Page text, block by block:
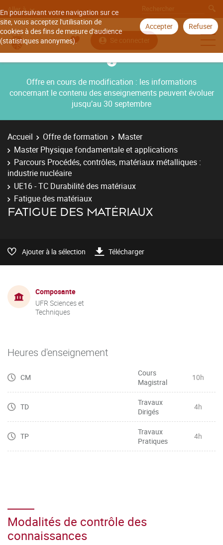
En poursuivant votre navigation sur ce
site, vous acceptez l'utilisation de
cookies à des fins de mesure d'audience
(statistiques anonymes).
Accepter Refuser
Aller à
Se connecter
Offre en cours de modification : les informations
concernant le contenu des enseignements peuvent évoluer
jusqu’au 30 septembre
Accueil Offre de formation
Master
Master Physique fondamentale et applications
Parcours Procédés, contrôles, matériaux métalliques :
industrie nucléaire
UE16 - TC Durabilité des matériaux
Fatigue des matériaux
FATIGUE DES MATÉRIAUX
Ajouter à la sélection Télécharger
Composante
UFR Sciences et
Techniques
Heures d'enseignement
CM
Cours
Magistral
10h
TD
Travaux
Dirigés
4h
TP
Travaux
Pratiques
4h
Modalités de contrôle des
connaissances